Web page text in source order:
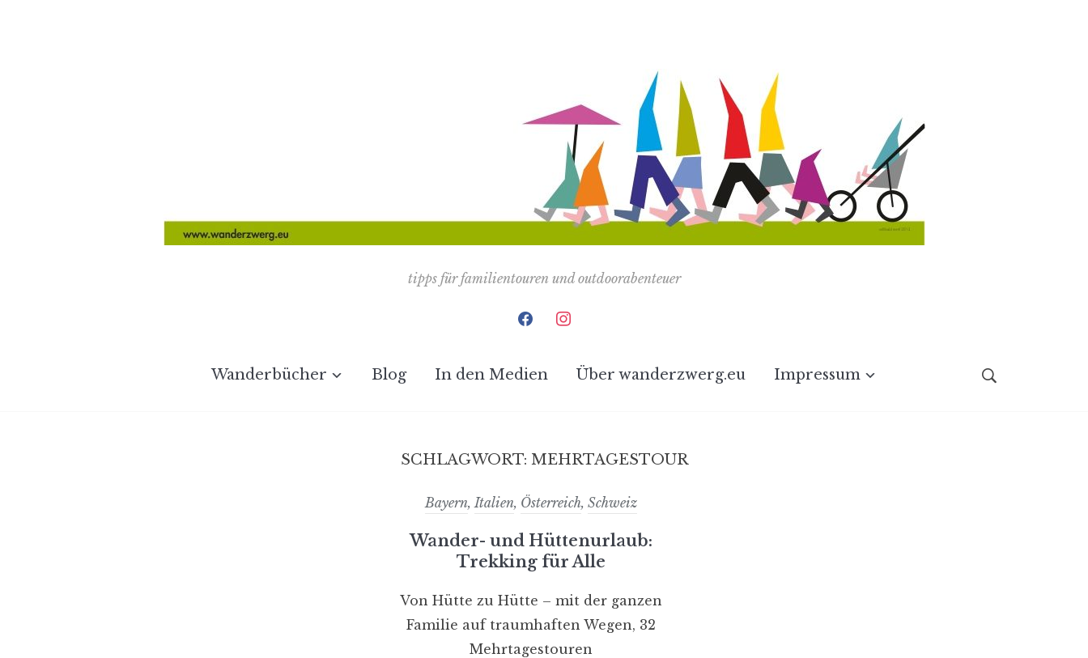
tipps für familientouren und outdoorabenteuer
facebookinstagram
Wanderbücher Blog In den Medien Über wanderzwerg.eu Impressum
SCHLAGWORT: MEHRTAGESTOUR
Bayern,Italien, Österreich,Schweiz
Wander- und Hüttenurlaub:
Trekking für Alle
Von Hütte zu Hütte – mit der ganzen
Familie auf traumhaften Wegen, 32
Mehrtagestouren